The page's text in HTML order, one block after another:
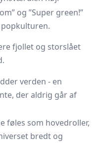
og ”Super green!”
fjollet og storslået
verden - en
der aldrig går af
føles som hovedroller,
bredt og